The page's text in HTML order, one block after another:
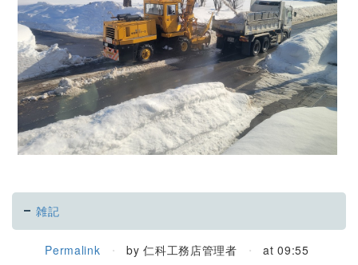
雑記
Permalink by 仁科工務店管理者 at 09:55